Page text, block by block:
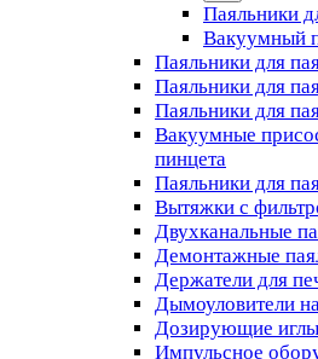
Паяльники
Вакуумный
Паяльники для
Паяльники для
Паяльники для
Вакуумные
пинцета
Паяльники для
Вытяжки с
Двухканальные
Демонтажные
Держатели для
Дымоуловители
Дозирующие иглы
Импульсное